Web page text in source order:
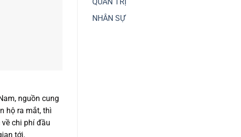
nguồn cung
hộ ra mắt, thì
chi phí đầu
tới.
NHÂN SỰ